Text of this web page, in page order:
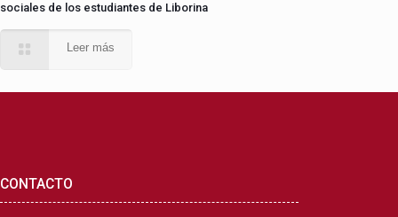
sociales de los estudiantes de Liborina
Leer más
CONTACTO